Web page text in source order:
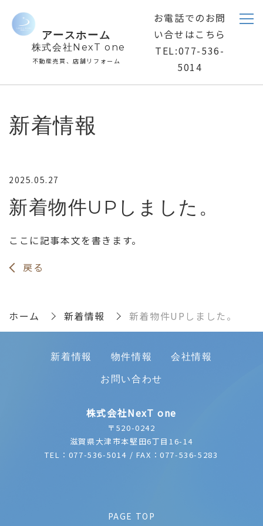
アースホーム
株式会社NexT one
不動産売買、店舗リフォーム
お電話でのお問
い合せはこちら
TEL:077-536-
5014
新着情報
2025.05.27
新着物件UPしました。
ここに記事本文を書きます。
戻る
ホーム 新着情報 新着物件UPしました。
PAGE TOP
新着情報 物件情報
会社情報
お問い合わせ
株式会社NexT one
〒520-0242
滋賀県大津市本堅田6丁目16-14
TEL：077-536-5014 / FAX：077-536-5283